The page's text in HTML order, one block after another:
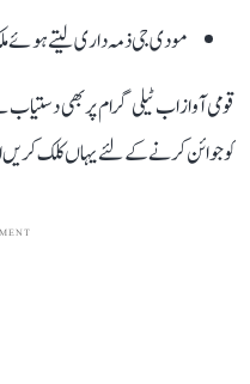
مودی جی ذمہ داری لیتے ہوئے
قومی آواز اب ٹیلی گرام پر بھی
کو جوائن کرنے کے لئے یہاں کلک